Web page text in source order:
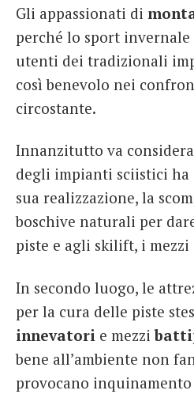
Gli appassionati di
perché lo sport
utenti dei tradizionali
così benevolo nei
circostante.
Innanzitutto va
degli impianti sciistici ha
sua realizzazione, la
boschive naturali per
piste e agli skilift, i
In secondo luogo, le
per la cura delle piste
innevatori e mezzi
bene all’ambiente non
provocano